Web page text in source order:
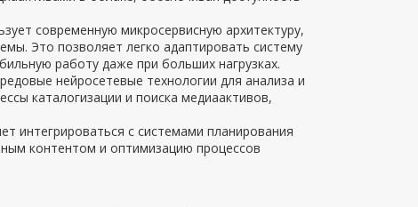
современную микросервисную архитектуру,
Это позволяет легко адаптировать систему
работу даже при больших нагрузках.
нейросетевые технологии для анализа и
каталогизации и поиска медиаактивов,
интегрироваться с системами планирования
контентом и оптимизацию процессов